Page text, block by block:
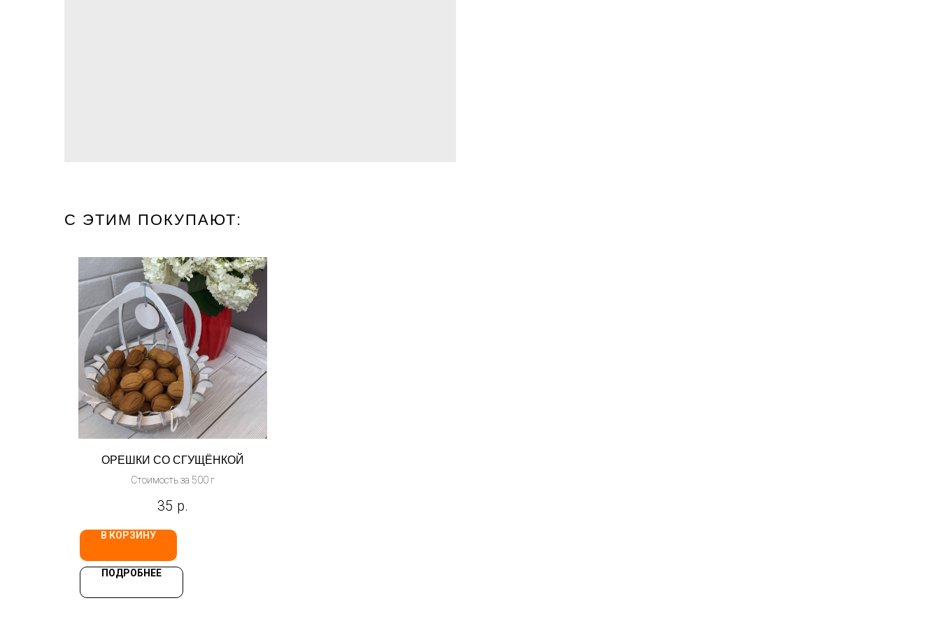
С ЭТИМ ПОКУПАЮТ:
ОРЕШКИ СО СГУЩЁНКОЙ
Стоимость за 500 г
35 р.
В КОРЗИНУ
ПОДРОБНЕЕ